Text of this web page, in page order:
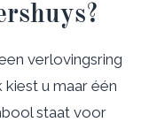
verlovingsring
kiest u maar één
staat voor